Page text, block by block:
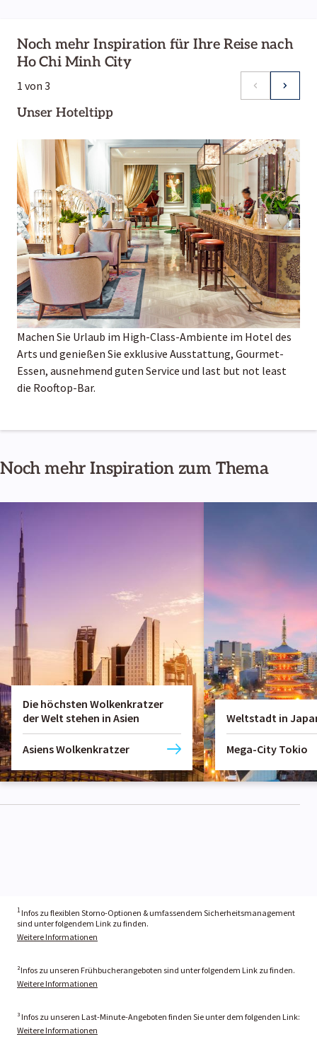
Noch mehr Inspiration für Ihre Reise nach
Ho Chi Minh City
1 von 3
Unser Hoteltipp
Machen Sie Urlaub im High-Class-Ambiente im Hotel des
Arts und genießen Sie exklusive Ausstattung, Gourmet-
Essen, ausnehmend guten Service und last but not least
die Rooftop-Bar.
Noch mehr Inspiration zum Thema
Die höchsten Wolkenkratzer
der Welt stehen in Asien
Asiens Wolkenkratzer
Weltstadt in
Mega-City Tokio
1 Infos zu flexiblen Storno-Optionen & umfassendem Sicherheitsmanagement
sind unter folgendem Link zu finden.
Weitere Informationen
²Infos zu unseren Frühbucherangeboten sind unter folgendem Link zu finden.
Weitere Informationen
³ Infos zu unseren Last-Minute-Angeboten finden Sie unter dem folgenden Link:
Weitere Informationen